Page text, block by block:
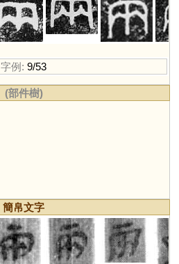
字例: 9/53
(部件樹)
簡帛文字